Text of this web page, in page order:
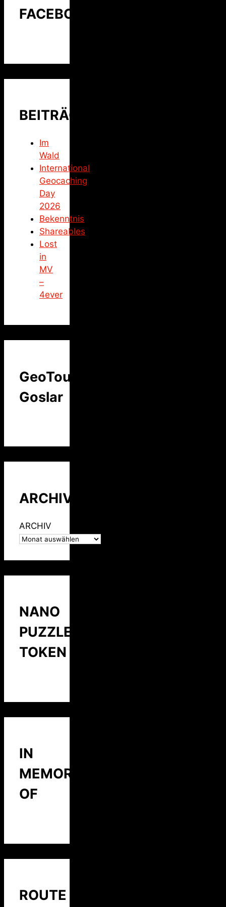
FACEBOOK
BEITRÄGE
Im
Wald
International
Geocaching
Day
2026
Bekenntnis
Shareables
Lost
in
MV
–
4ever
GeoTour
Goslar
ARCHIV
ARCHIV
NANO
PUZZLE
TOKEN
IN
MEMORY
OF
ROUTE